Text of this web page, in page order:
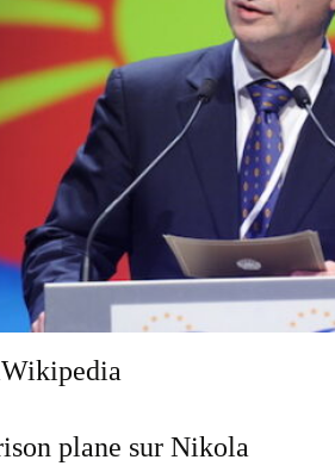
Wikipedia
plane sur Nikola